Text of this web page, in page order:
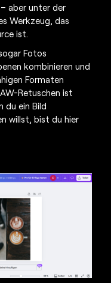
aber unter der
Werkzeug, das
ist.
Fotos
kombinieren und
Formaten
Retuschen ist
du ein Bild
willst, bist du hier